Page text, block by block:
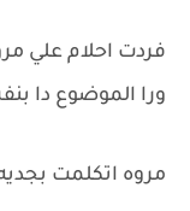
فردت احلام علي
ورا الموضوع دا
مروه اتكلمت